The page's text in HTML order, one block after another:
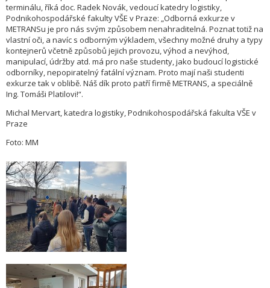
terminálu, říká doc. Radek Novák, vedoucí katedry logistiky,
Podnikohospodářské fakulty VŠE v Praze: „Odborná exkurze v
METRANSu je pro nás svým způsobem nenahraditelná. Poznat totiž na
vlastní oči, a navíc s odborným výkladem, všechny možné druhy a typy
kontejnerů včetně způsobů jejich provozu, výhod a nevýhod,
manipulací, údržby atd. má pro naše studenty, jako budoucí logistické
odborníky, nepopiratelný fatální význam. Proto mají naši studenti
exkurze tak v oblibě. Náš dík proto patří firmě METRANS, a speciálně
Ing. Tomáši Platilovi!“.
Michal Mervart, katedra logistiky, Podnikohospodářská fakulta VŠE v
Praze
Foto: MM